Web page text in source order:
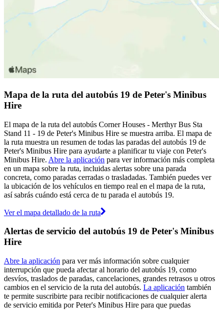
Mapa de la ruta del autobús 19 de Peter's Minibus
Hire
El mapa de la ruta del autobús Corner Houses - Merthyr Bus Sta
Stand 11 - 19 de Peter's Minibus Hire se muestra arriba. El mapa de
la ruta muestra un resumen de todas las paradas del autobús 19 de
Peter's Minibus Hire para ayudarte a planificar tu viaje con Peter's
Minibus Hire. Abre la aplicación para ver información más completa
en un mapa sobre la ruta, incluidas alertas sobre una parada
concreta, como paradas cerradas o trasladadas. También puedes ver
la ubicación de los vehículos en tiempo real en el mapa de la ruta,
así sabrás cuándo está cerca de tu parada el autobús 19.
Ver el mapa detallado de la ruta
Alertas de servicio del autobús 19 de Peter's Minibus
Hire
Abre la aplicación para ver más información sobre cualquier
interrupción que pueda afectar al horario del autobús 19, como
desvíos, traslados de paradas, cancelaciones, grandes retrasos u otros
cambios en el servicio de la ruta del autobús. La aplicación también
te permite suscribirte para recibir notificaciones de cualquier alerta
de servicio emitida por Peter's Minibus Hire para que puedas